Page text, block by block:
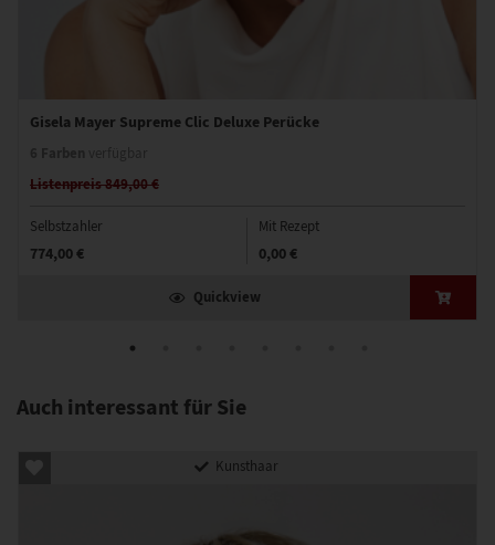
Gisela Mayer Supreme Clic Deluxe Perücke
Listenpreis 849,00 €
Selbstzahler
774,00 €
Mit Rezept
0,00 €
Quickview
Auch interessant für Sie
Kunsthaar